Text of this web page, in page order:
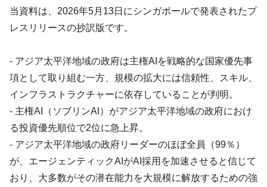
当資料は、2026年5月13日にシンガポールで発表されたプ
レスリリースの抄訳版です。
- アジア太平洋地域の政府は主権AIを戦略的な国家優先事
項として取り組む一方、規模の拡大には信頼性、スキル、
インフラストラクチャーに依存していることが判明。
- 主権AI（ソブリンAI）がアジア太平洋地域の政府におけ
る投資優先順位で2位に急上昇。
- アジア太平洋地域の政府リーダーのほぼ全員（99％）
が、エージェンティックAIがAI採用を加速させると信じて
おり、大多数がその潜在能力を大規模に解放するための強